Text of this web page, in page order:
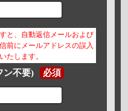
と、自動返信メールおよび
前にメールアドレスの誤入
たします。
ン不要) 必須